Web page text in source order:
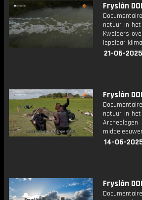
Fryslân
natuur in
Kwelders
lepelaar
21-06-
Fryslân
natuur in
14-06-
Fryslân